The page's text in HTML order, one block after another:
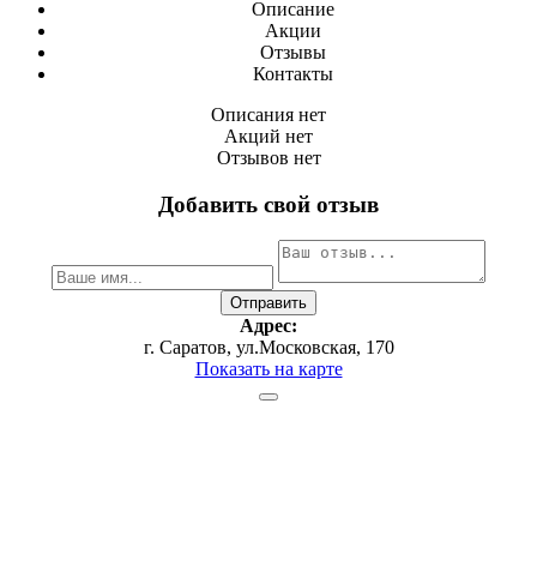
Описание
Акции
Отзывы
Контакты
Описания нет
Акций нет
Отзывов нет
Добавить свой отзыв
Адрес:
г. Саратов, ул.Московская, 170
Показать на карте